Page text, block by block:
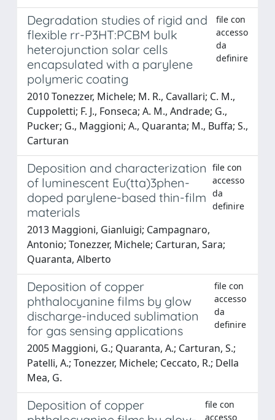
Degradation studies of rigid and
flexible rr-P3HT:PCBM bulk
heterojunction solar cells
encapsulated with a parylene
polymeric coating
file con
accesso
da
definire
2010 Tonezzer, Michele; M. R., Cavallari; C. M.,
Cuppoletti; F. J., Fonseca; A. M., Andrade; G.,
Pucker; G., Maggioni; A., Quaranta; M., Buffa; S.,
Carturan
Deposition and characterization
of luminescent Eu(tta)3phen-
doped parylene-based thin-film
materials
file con
accesso
da
definire
2013 Maggioni, Gianluigi; Campagnaro,
Antonio; Tonezzer, Michele; Carturan, Sara;
Quaranta, Alberto
Deposition of copper
phthalocyanine films by glow
discharge-induced sublimation
for gas sensing applications
file con
accesso
da
definire
2005 Maggioni, G.; Quaranta, A.; Carturan, S.;
Patelli, A.; Tonezzer, Michele; Ceccato, R.; Della
Mea, G.
Deposition of copper
file con
accesso